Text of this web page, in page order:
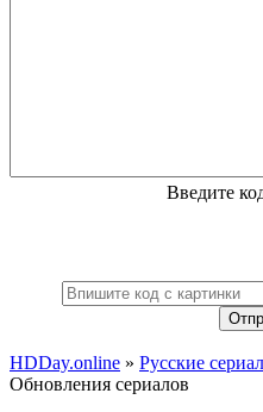
Введите
HDDay.online » Русские
Обновления сериалов